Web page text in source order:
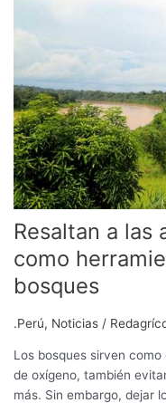
Resaltan a
como
bosques
.Perú, Noticias /
Los bosques sirven
de oxígeno, también
más. Sin embargo, dejar
forestales
herramienta
para
conservar
los
bosques